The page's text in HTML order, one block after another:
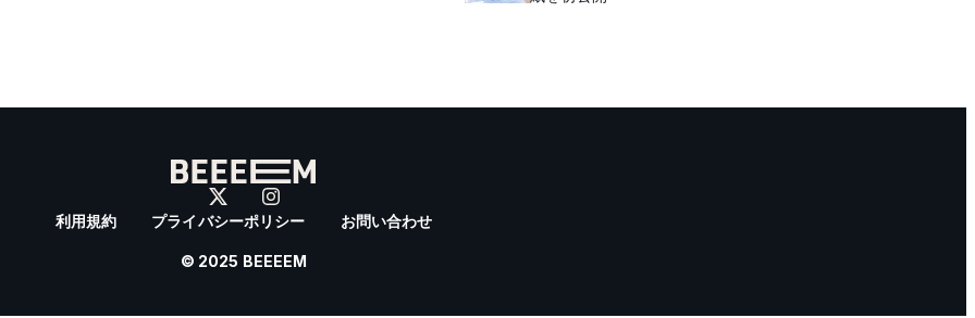
利用規約 プライバシーポリシー お問い合わせ
© 2025 BEEEEM